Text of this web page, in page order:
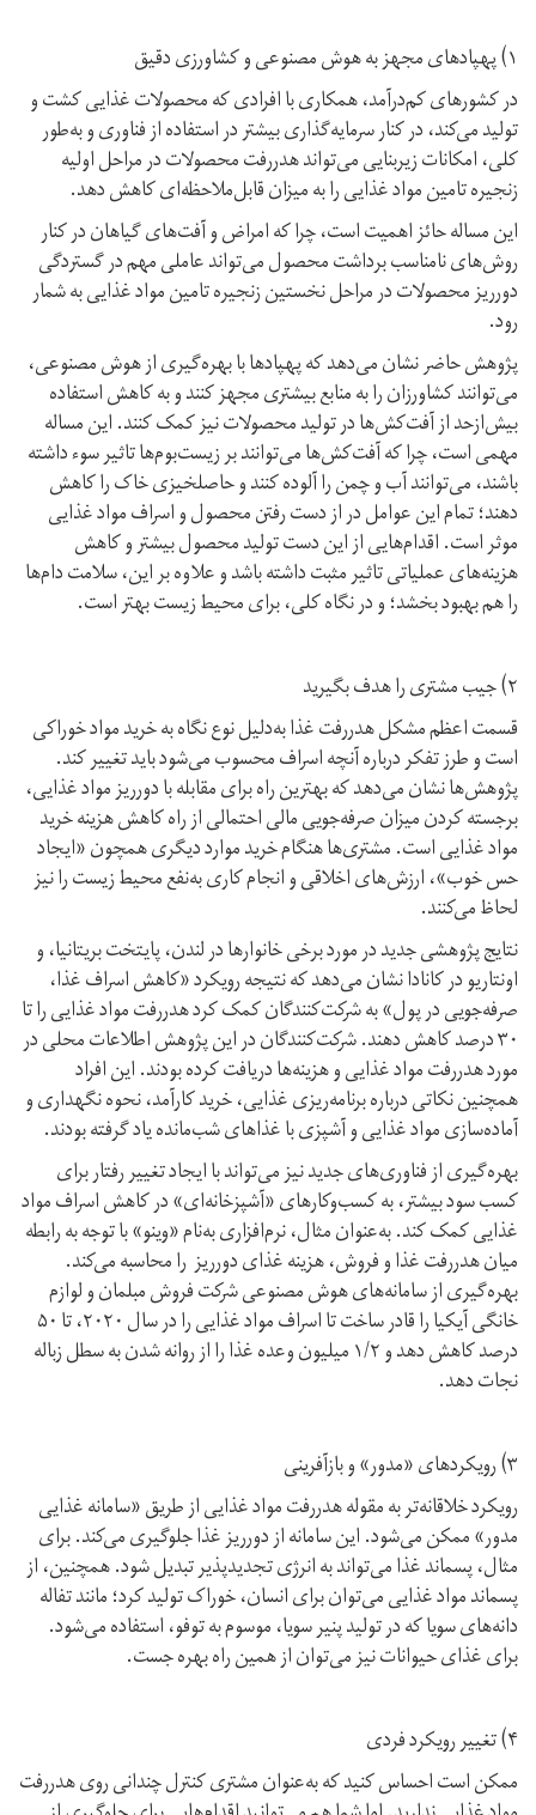
۱) پهپادهای مجهز به هوش مصنوعی و کشاورزی دقیق
در کشورهای کم‌درآمد، همکاری با افرادی که محصولات غذایی کشت و
تولید می‌کند، در کنار سرمایه‌گذاری بیشتر در استفاده از فناوری و به‌طور
کلی، امکانات زیربنایی می‌تواند هدررفت محصولات در مراحل اولیه
زنجیره تامین مواد غذایی را به میزان قابل‌ملاحظه‌ای کاهش دهد.
این مساله حائز اهمیت است، چرا که امراض و آفت‌های گیاهان در کنار
روش‌های نامناسب برداشت محصول می‌تواند عاملی مهم در گستردگی
دورریز محصولات در مراحل نخستین زنجیره تامین مواد غذایی به شمار
رود.
پژوهش حاضر نشان می‌دهد که پهپادها با بهره‌گیری از هوش مصنوعی،
می‌توانند کشاورزان را به منابع بیشتری مجهز کنند و به کاهش استفاده
بیش‌ازحد از آفت‌کش‌ها در تولید محصولات نیز کمک کنند. این مساله
مهمی است، چرا که آفت‌کش‌ها می‌توانند بر زیست‌بوم‌ها تاثیر سوء داشته
باشند، می‌توانند آب و چمن را آلوده کنند و حاصلخیزی خاک را کاهش
دهند؛ تمام این عوامل در از دست رفتن محصول و اسراف مواد غذایی
موثر است. اقدام‌هایی از این‌ دست تولید محصول بیشتر و کاهش
هزینه‌های عملیاتی تاثیر مثبت داشته باشد و علاوه بر این، سلامت دام‌ها
را هم بهبود بخشد؛ و در نگاه کلی، برای محیط‌ زیست بهتر است.
۲) جیب مشتری را هدف بگیرید
قسمت اعظم مشکل هدر‌رفت غذا به‌دلیل نوع نگاه به خرید مواد خوراکی
است و طرز تفکر درباره آنچه اسراف محسوب می‌شود باید تغییر کند.
پژوهش‌ها نشان می‌دهد که بهترین راه برای مقابله با دورریز مواد غذایی،
برجسته کردن میزان صرفه‌جویی مالی احتمالی از راه کاهش هزینه خرید
مواد غذایی است. مشتری‌ها هنگام خرید موارد دیگری همچون «ایجاد
حس خوب»، ارزش‌های اخلاقی و انجام کاری به‌نفع محیط‌ زیست را نیز
لحاظ می‌کنند.
نتایج پژوهشی جدید در مورد برخی خانوارها در لندن، پایتخت بریتانیا، و
اونتاریو در کانادا نشان می‌دهد که نتیجه رویکرد «کاهش اسراف غذا،
صرفه‌جویی در پول» به شرکت‌کنندگان کمک کرد هدررفت مواد غذایی را تا
۳۰ درصد کاهش دهند. شرکت‌کنندگان در این پژوهش اطلاعات محلی در
مورد هدررفت مواد غذایی و هزینه‌ها دریافت کرده بودند. این افراد
همچنین نکاتی درباره برنامه‌ریزی غذایی، خرید کارآمد، نحوه نگهداری و
آماده‌سازی مواد غذایی و آشپزی با غذاهای شب‌مانده یاد گرفته بودند.
بهره‌گیری از فناوری‌های جدید نیز می‎‌تواند با ایجاد تغییر رفتار برای
کسب سود بیشتر، به کسب‌وکارهای «آشپزخانه‌ای» در کاهش اسراف مواد
غذایی کمک کند. به‌عنوان مثال، نرم‌افزاری به‌نام «وینو» با توجه به رابطه
میان هدررفت غذا و فروش، هزینه غذای دور‌ریز را محاسبه می‌کند.
بهره‌گیری از سامانه‌های هوش مصنوعی شرکت فروش مبلمان و لوازم
خانگی آیکیا را قادر ساخت تا اسراف مواد غذایی را در سال ۲۰۲۰، تا ۵۰
درصد کاهش دهد و ۱/۲ میلیون وعده غذا را از روانه شدن به سطل زباله
نجات دهد.
۳) رویکرد‌های «مدور» و بازآفرینی
رویکرد خلاقانه‌تر به مقوله هدررفت مواد غذایی از طریق «سامانه غذایی
مدور» ممکن می‌شود. این سامانه از دورریز غذا جلوگیری می‌کند. برای
مثال، پسماند غذا می‌تواند به انرژی تجدیدپذیر تبدیل شود. همچنین، از
پسماند مواد غذایی می‌توان برای انسان، خوراک تولید کرد؛ مانند تفاله
دانه‌های سویا که در تولید پنیر سویا، موسوم به توفو، استفاده می‌شود.
برای غذای حیوانات نیز می‌توان از همین راه بهره جست.
۴) تغییر رویکرد فردی
ممکن است احساس کنید که به‌عنوان مشتری کنترل چندانی روی هدر‌رفت